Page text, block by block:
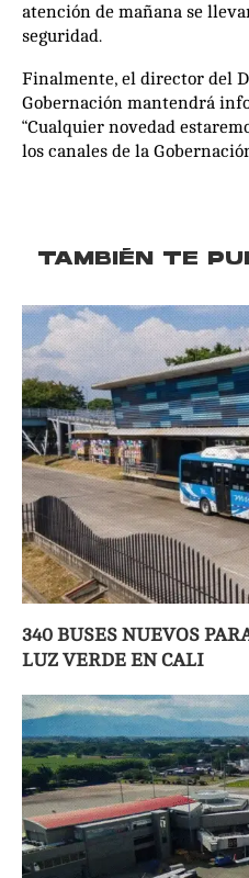
atención de mañana se
seguridad.
Finalmente, el director del
Gobernación mantendrá
“Cualquier novedad
los canales de la
TAMBIÉN TE
340 BUSES NUEVOS
LUZ VERDE EN CALI